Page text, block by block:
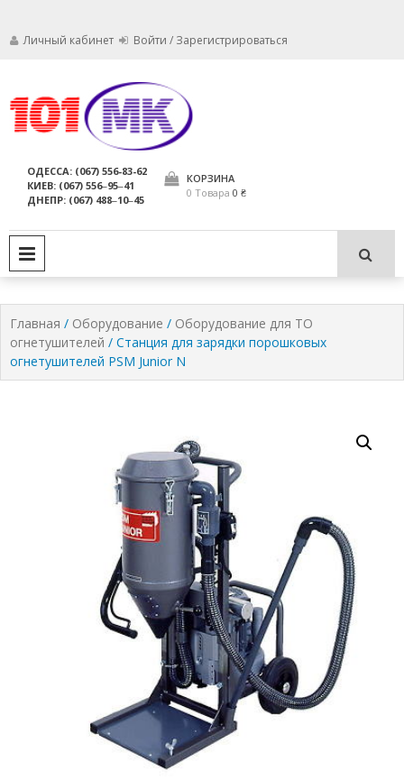
Личный кабинет Войти / Зарегистрироваться
компания МАРКО
пригодны для использования по
назначению.
ОДЕССА: (067) 556-83-62
КИЕВ: (067) 556‒95‒41
ДНЕПР: (067) 488‒10‒45
КОРЗИНА
0 Товара 0 ₴
Главная / Оборудование / Оборудование для ТО
огнетушителей / Станция для зарядки порошковых
огнетушителей PSM Junior N